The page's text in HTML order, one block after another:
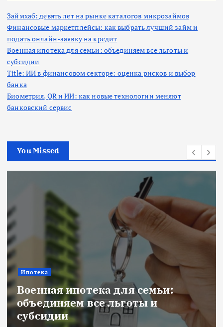
Займхаб: девять лет на рынке каталогов микрозаймов
Финансовые маркетплейсы: как выбрать лучший займ и
подать онлайн-заявку на кредит
Военная ипотека для семьи: объединяем все льготы и
субсидии
Title: ИИ в финансовом секторе: оценка рисков и выбор
банка
Биометрия, QR и ИИ: как новые технологии меняют
банковский сервис
You Missed
Ипотека
Военная ипотека для семьи:
объединяем все льготы и
субсидии